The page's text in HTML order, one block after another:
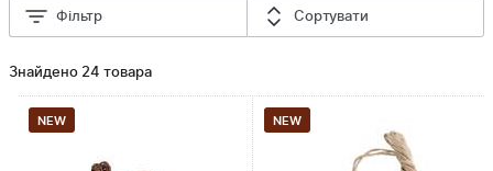
Фільтр Сортувати
Знайдено 24 товара
NEW NEW